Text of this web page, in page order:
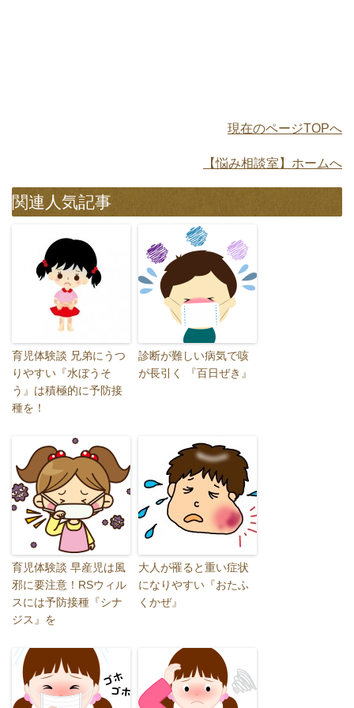
現在のページTOPへ
【悩み相談室】ホームへ
関連人気記事
育児体験談 兄弟にうつ
りやすい『水ぼうそ
う』は積極的に予防接
種を！
診断が難しい病気で咳
が長引く 『百日ぜき』
育児体験談 早産児は風
邪に要注意！RSウィル
スには予防接種『シナ
ジス』を
大人が罹ると重い症状
になりやすい『おたふ
くかぜ』